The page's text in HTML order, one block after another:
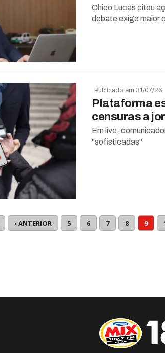
Chico Lucas citou
debate exige maior
Publicado em 31/07/26
Plataforma
censuras a
Em live,
"sofisticadas"
‹ ANTERIOR 5 6 7 8 9